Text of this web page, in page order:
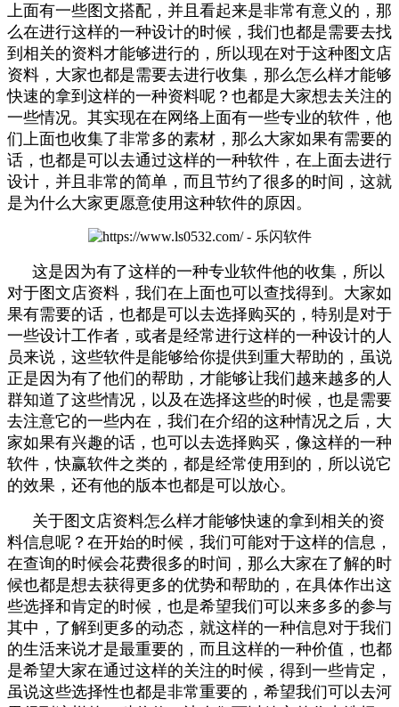
上面有一些图文搭配，并且看起来是非常有意义的，那
么在进行这样的一种设计的时候，我们也都是需要去找
到相关的资料才能够进行的，所以现在对于这种图文店
资料，大家也都是需要去进行收集，那么怎么样才能够
快速的拿到这样的一种资料呢？也都是大家想去关注的
一些情况。其实现在在网络上面有一些专业的软件，他
们上面也收集了非常多的素材，那么大家如果有需要的
话，也都是可以去通过这样的一种软件，在上面去进行
设计，并且非常的简单，而且节约了很多的时间，这就
是为什么大家更愿意使用这种软件的原因。
这是因为有了这样的一种专业软件他的收集，所以
对于图文店资料，我们在上面也可以查找得到。大家如
果有需要的话，也都是可以去选择购买的，特别是对于
一些设计工作者，或者是经常进行这样的一种设计的人
员来说，这些软件是能够给你提供到重大帮助的，虽说
正是因为有了他们的帮助，才能够让我们越来越多的人
群知道了这些情况，以及在选择这些的时候，也是需要
去注意它的一些内在，我们在介绍的这种情况之后，大
家如果有兴趣的话，也可以去选择购买，像这样的一种
软件，快赢软件之类的，都是经常使用到的，所以说它
的效果，还有他的版本也都是可以放心。
关于图文店资料怎么样才能够快速的拿到相关的资
料信息呢？在开始的时候，我们可能对于这样的信息，
在查询的时候会花费很多的时间，那么大家在了解的时
候也都是想去获得更多的优势和帮助的，在具体作出这
些选择和肯定的时候，也是希望我们可以来多多的参与
其中，了解到更多的动态，就这样的一种信息对于我们
的生活来说才是最重要的，而且这样的一种价值，也都
是希望大家在通过这样的关注的时候，得到一些肯定，
虽说这些选择性也都是非常重要的，希望我们可以去河